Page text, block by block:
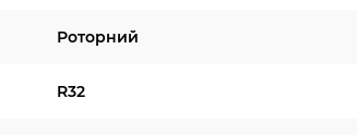
Роторний
R32